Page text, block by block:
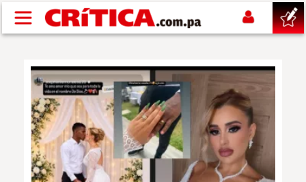
Pasar al contenido principal
SUCESOS
NACIONAL
POLÍTICA